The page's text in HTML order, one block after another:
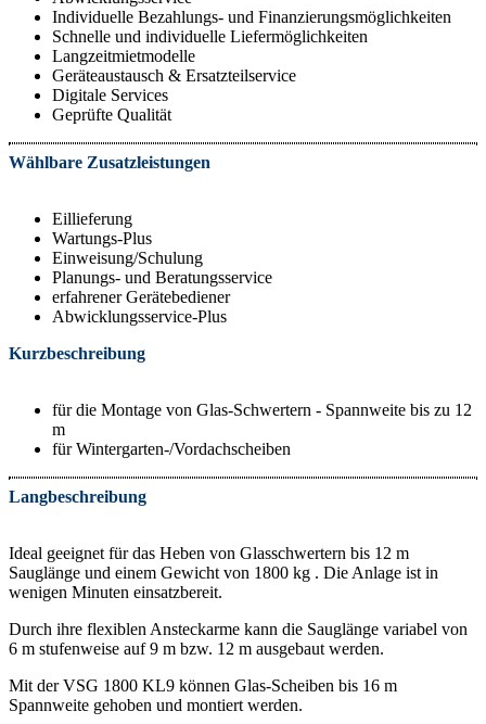
Individuelle Bezahlungs- und Finanzierungsmöglichkeiten
Schnelle und individuelle Liefermöglichkeiten
Langzeitmietmodelle
Geräteaustausch & Ersatzteilservice
Digitale Services
Geprüfte Qualität
Wählbare Zusatzleistungen
Eillieferung
Wartungs-Plus
Einweisung/Schulung
Planungs- und Beratungsservice
erfahrener Gerätebediener
Abwicklungsservice-Plus
Kurzbeschreibung
für die Montage von Glas-Schwertern - Spannweite bis zu 12
m
für Wintergarten-/Vordachscheiben
Langbeschreibung
Ideal geeignet für das Heben von Glasschwertern bis 12 m
Sauglänge und einem Gewicht von 1800 kg . Die Anlage ist in
wenigen Minuten einsatzbereit.
Durch ihre flexiblen Ansteckarme kann die Sauglänge variabel von
6 m stufenweise auf 9 m bzw. 12 m ausgebaut werden.
Mit der VSG 1800 KL9 können Glas-Scheiben bis 16 m
Spannweite gehoben und montiert werden.